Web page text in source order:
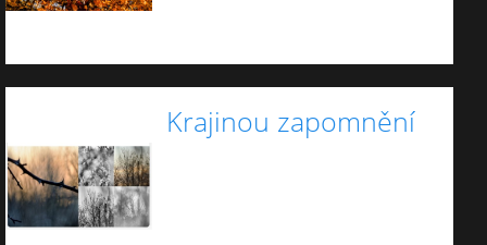
Krajinou zapomnění